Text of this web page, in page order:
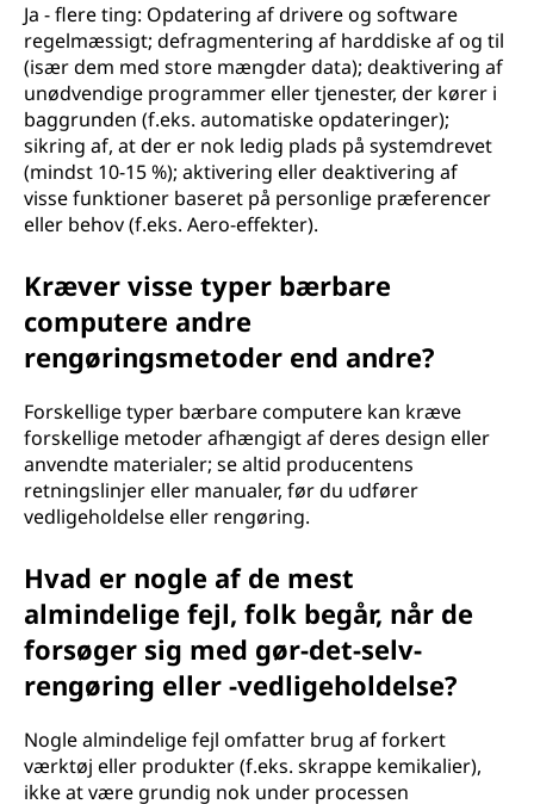
Ja - flere ting: Opdatering af drivere og software
regelmæssigt; defragmentering af harddiske af og til
(især dem med store mængder data); deaktivering af
unødvendige programmer eller tjenester, der kører i
baggrunden (f.eks. automatiske opdateringer);
sikring af, at der er nok ledig plads på systemdrevet
(mindst 10-15 %); aktivering eller deaktivering af
visse funktioner baseret på personlige præferencer
eller behov (f.eks. Aero-effekter).
Kræver visse typer bærbare
computere andre
rengøringsmetoder end andre?
Forskellige typer bærbare computere kan kræve
forskellige metoder afhængigt af deres design eller
anvendte materialer; se altid producentens
retningslinjer eller manualer, før du udfører
vedligeholdelse eller rengøring.
Hvad er nogle af de mest
almindelige fejl, folk begår, når de
forsøger sig med gør-det-selv-
rengøring eller -vedligeholdelse?
Nogle almindelige fejl omfatter brug af forkert
værktøj eller produkter (f.eks. skrappe kemikalier),
ikke at være grundig nok under processen